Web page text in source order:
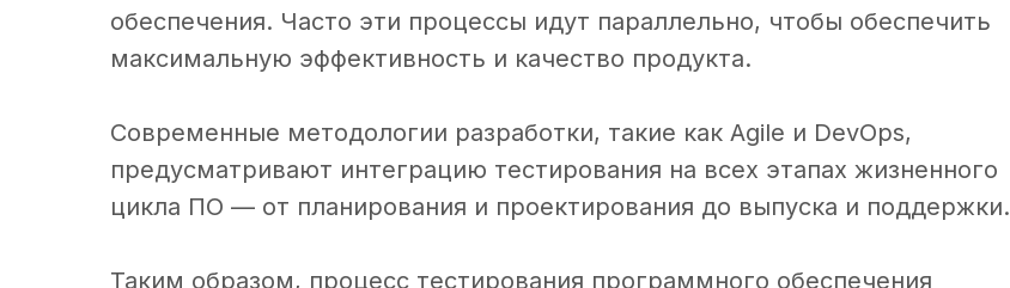
обеспечения. Часто эти процессы идут параллельно, чтобы обеспечить
максимальную эффективность и качество продукта.
Современные методологии разработки, такие как Agile и DevOps,
предусматривают интеграцию тестирования на всех этапах жизненного
цикла ПО — от планирования и проектирования до выпуска и поддержки.
Таким образом, процесс тестирования программного обеспечения